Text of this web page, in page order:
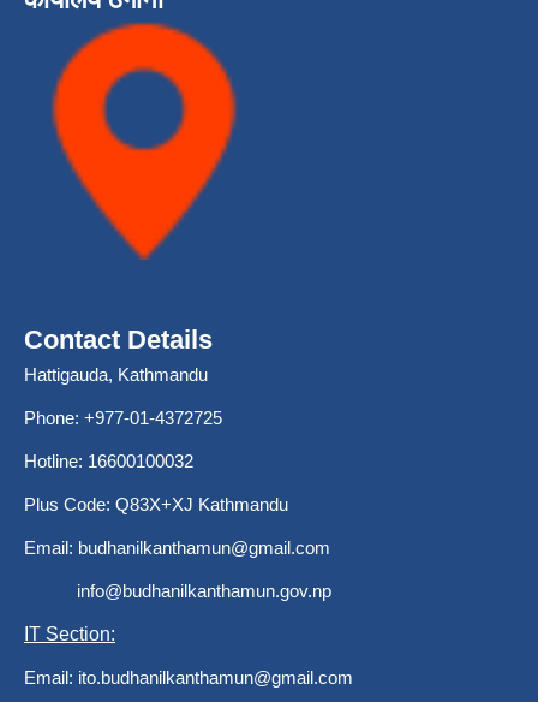
Contact Details
Hattigauda, Kathmandu
Phone: +977-01-4372725
Hotline: 16600100032
Plus Code: Q83X+XJ Kathmandu
Email: budhanilkanthamun@gmail.com
info@budhanilkanthamun.gov.np
IT Section:
Email: ito.budhanilkanthamun@gmail.com